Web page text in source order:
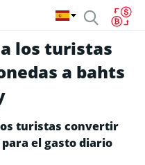
los turistas
a bahts
turistas convertir
el gasto diario